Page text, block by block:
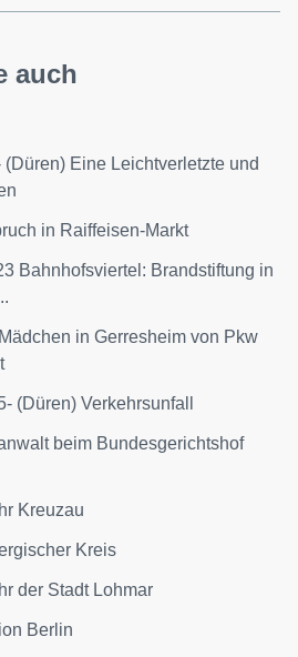
auch
(Düren) Eine Leichtverletzte und
in Raiffeisen-Markt
Bahnhofsviertel: Brandstiftung in
in Gerresheim von Pkw
(Düren) Verkehrsunfall
beim Bundesgerichtshof
Kreuzau
Kreis
der Stadt Lohmar
Berlin